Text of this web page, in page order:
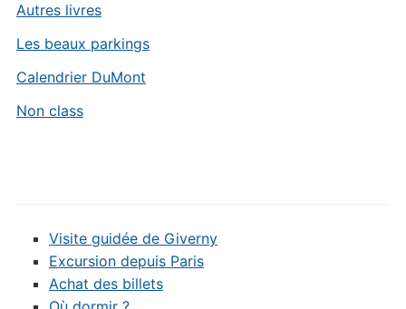
Autres livres
Les beaux parkings
Calendrier DuMont
Non class
Visite guidée de Giverny
Excursion depuis Paris
Achat des billets